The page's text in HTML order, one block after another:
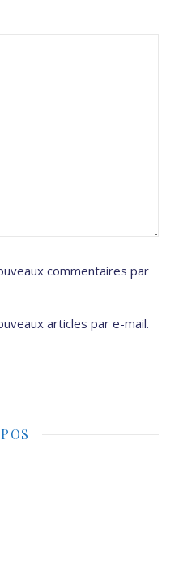
commentaires par
articles par e-mail.